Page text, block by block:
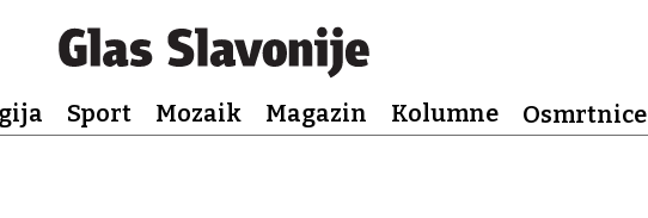
Sport Mozaik Magazin Kolumne Osmrtnice